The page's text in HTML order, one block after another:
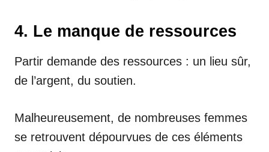
4. Le manque de ressources
Partir demande des ressources : un lieu sûr,
de l’argent, du soutien.
Malheureusement, de nombreuses femmes
se retrouvent dépourvues de ces éléments